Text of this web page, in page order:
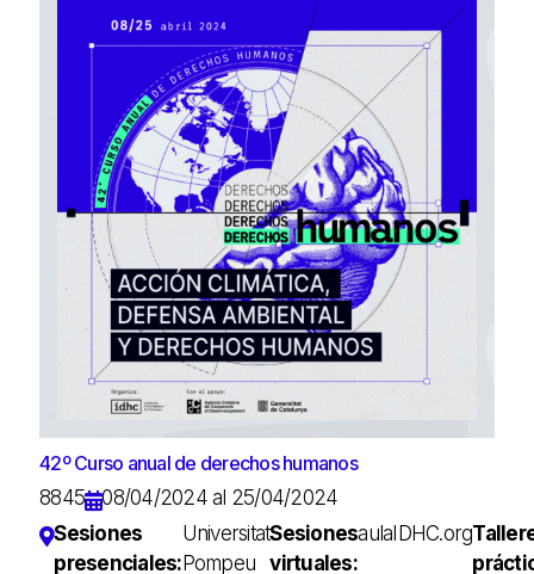
42º Curso anual de derechos humanos
8845
08/04/2024 al 25/04/2024
Sesiones
presenciales:
Universitat
Pompeu
Sesiones
virtuales:
aulaIDHC.org